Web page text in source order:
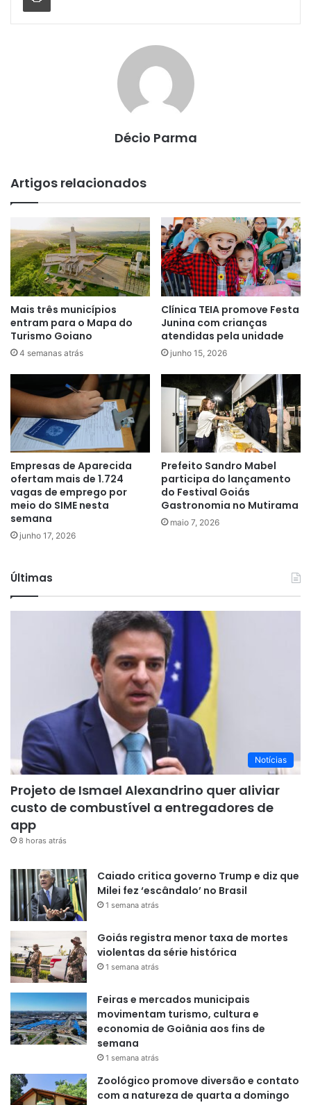
Décio Parma
Artigos relacionados
Mais três municípios
entram para o Mapa do
Turismo Goiano
4 semanas atrás
Clínica TEIA promove Festa
Junina com crianças
atendidas pela unidade
junho 15, 2026
Empresas de Aparecida
ofertam mais de 1.724
vagas de emprego por
meio do SIME nesta
semana
junho 17, 2026
Prefeito Sandro Mabel
participa do lançamento
do Festival Goiás
Gastronomia no Mutirama
maio 7, 2026
Últimas
Notícias
Projeto de Ismael Alexandrino quer aliviar
custo de combustível a entregadores de
app
8 horas atrás
Caiado critica governo Trump e diz que
Milei fez ‘escândalo’ no Brasil
1 semana atrás
Goiás registra menor taxa de mortes
violentas da série histórica
1 semana atrás
Feiras e mercados municipais
movimentam turismo, cultura e
economia de Goiânia aos fins de
semana
1 semana atrás
Zoológico promove diversão e contato
com a natureza de quarta a domingo